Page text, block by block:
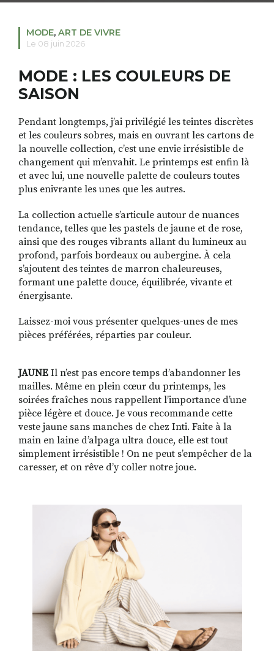
RECHERCHER
FACEBOOKINSTAGRAM
LINKEDINYOUTUBE
MODE, ART DE VIVRE
Le 08 juin 2026
MODE : LES COULEURS DE
SAISON
Pendant longtemps, j’ai privilégié les teintes discrètes
et les couleurs sobres, mais en ouvrant les cartons de
la nouvelle collection, c’est une envie irrésistible de
changement qui m’envahit. Le printemps est enfin là
et avec lui, une nouvelle palette de couleurs toutes
plus enivrante les unes que les autres.
La collection actuelle s’articule autour de nuances
tendance, telles que les pastels de jaune et de rose,
ainsi que des rouges vibrants allant du lumineux au
profond, parfois bordeaux ou aubergine. À cela
s’ajoutent des teintes de marron chaleureuses,
formant une palette douce, équilibrée, vivante et
énergisante.
Laissez-moi vous présenter quelques-unes de mes
pièces préférées, réparties par couleur.
JAUNE Il n’est pas encore temps d’abandonner les
mailles. Même en plein cœur du printemps, les
soirées fraîches nous rappellent l’importance d’une
pièce légère et douce. Je vous recommande cette
veste jaune sans manches de chez Inti. Faite à la
main en laine d’alpaga ultra douce, elle est tout
simplement irrésistible ! On ne peut s’empêcher de la
caresser, et on rêve d’y coller notre joue.